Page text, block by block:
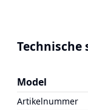
Technische
Model
Artikelnummer